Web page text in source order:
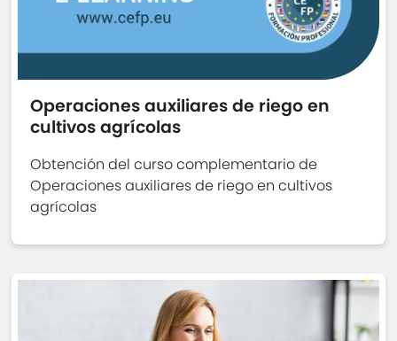
Operaciones auxiliares de riego en
cultivos agrícolas
Obtención del curso complementario de
Operaciones auxiliares de riego en cultivos
agrícolas